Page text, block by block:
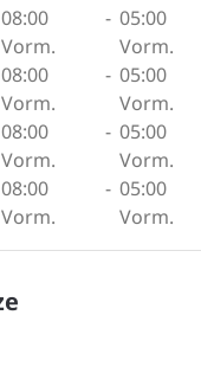
08:00
Vorm.
- 05:00
Vorm.
08:00
Vorm.
- 05:00
Vorm.
08:00
Vorm.
- 05:00
Vorm.
08:00
Vorm.
- 05:00
Vorm.